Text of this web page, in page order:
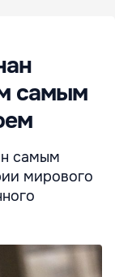
самым
самым
мирового